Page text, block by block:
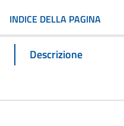
INDICE DELLA PAGINA
Descrizione